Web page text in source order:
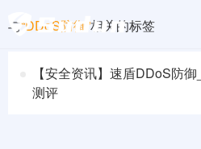
与“DDoS防御”相关的标签
【安全资讯】速盾DDoS防
测评